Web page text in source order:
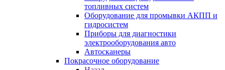
топливных систем
Оборудование для промывки АКПП и
гидросистем
Приборы для диагностики
электрооборудования авто
Автосканеры
Покрасочное оборудование